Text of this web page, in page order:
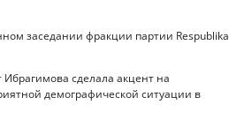
заседании фракции партии Respublika
сделала акцент на
демографической ситуации в